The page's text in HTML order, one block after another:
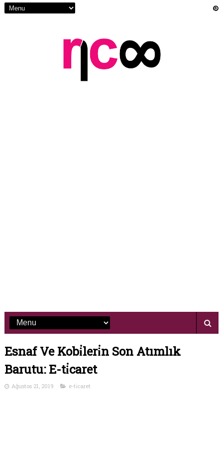
Esnaf Ve Kobi̇leri̇n Son Atımlık
Barutu: E-ti̇caret
Ağustos 21, 2019 e-ti̇caret